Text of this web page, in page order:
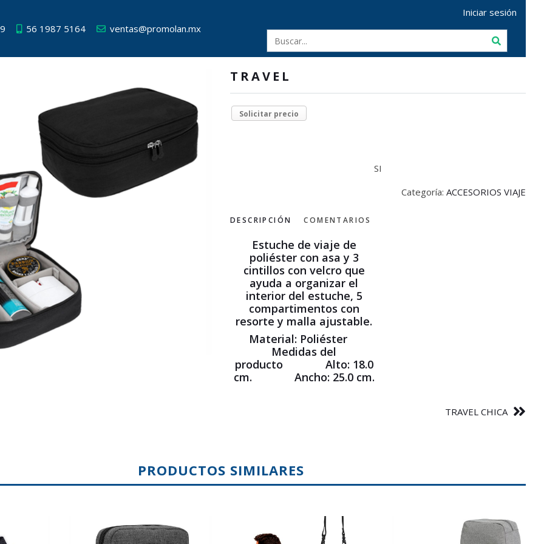
56 1987 5164 ventas@promolan.mx
Iniciar sesión
TRAVEL
Solicitar precio
SI
Categoría: ACCESORIOS VIAJE
DESCRIPCIÓN COMENTARIOS
Estuche de viaje de
poliéster con asa y 3
cintillos con velcro que
ayuda a organizar el
interior del estuche, 5
compartimentos con
resorte y malla ajustable.
Material: Poliéster
Medidas del
producto Alto: 18.0
cm. Ancho: 25.0 cm.
TRAVEL CHICA
PRODUCTOS SIMILARES